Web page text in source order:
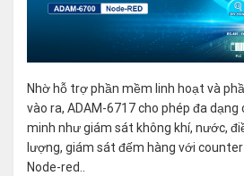
Nhờ hỗ trợ phần mềm linh hoạt và
vào ra, ADAM-6717 cho phép đa
minh như giám sát không khí, nước,
lượng, giám sát đếm hàng với
Node-red..